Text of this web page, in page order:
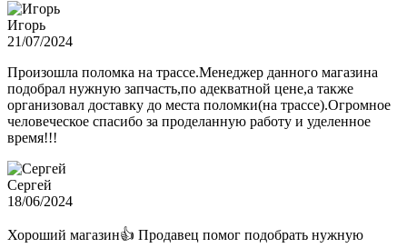
Игорь
21/07/2024
Произошла поломка на трассе.Менеджер данного магазина
подобрал нужную запчасть,по адекватной цене,а также
организовал доставку до места поломки(на трассе).Огромное
человеческое спасибо за проделанную работу и уделенное
время!!!
Сергей
18/06/2024
Хороший магазин👍 Продавец помог подобрать нужную